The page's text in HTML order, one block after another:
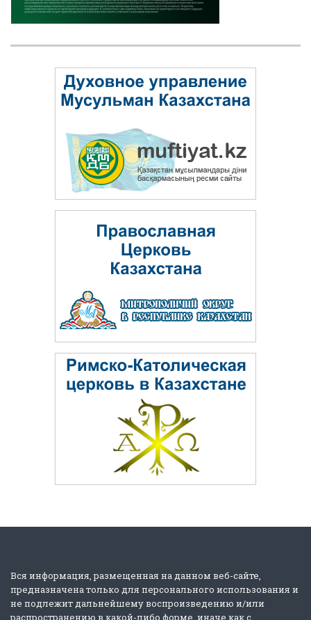
Вся информация, размещенная на данном веб-сайте,
предназначена только для персонального использования и
не подлежит дальнейшему воспроизведению и/или
распространению в какой-либо форме, иначе как с